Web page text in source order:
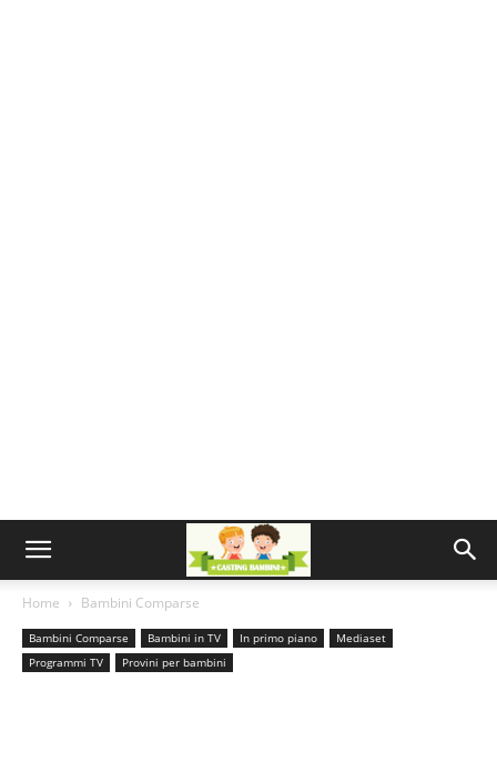
Home Bambini Comparse
Bambini Comparse Bambini in TV In primo piano
Mediaset
Programmi TV
Provini per bambini